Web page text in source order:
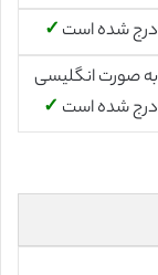
درج شده است ✓
به صورت انگلیسی
درج شده است ✓